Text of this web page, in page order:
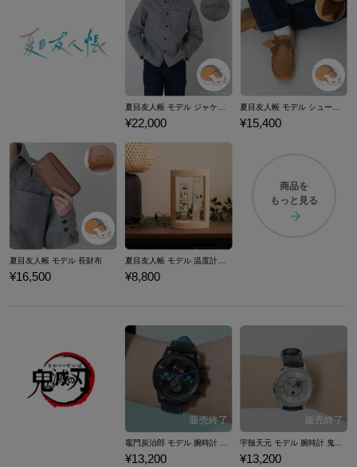
¥22,000 ¥15,400
夏目友人帳 モデル 長財布
¥16,500
夏目友人帳 モデル 温度計＆ストームグラス
¥8,800
商品を
もっと見る
竈門炭治郎 モデル 腕時計 鬼滅の刃
¥13,200
宇髄天元 モデル 腕時計 鬼滅の刃
¥13,200